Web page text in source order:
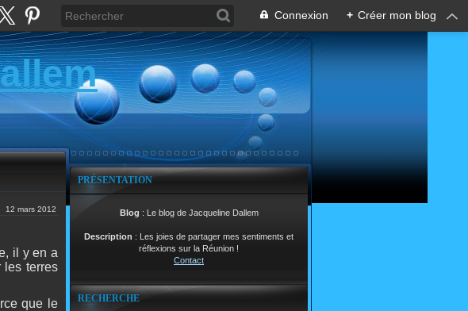
Connexion + Créer mon blog
12 mars 2012
il y en a
les terres
que le
PRÉSENTATION
Blog : Le blog de Jacqueline Dallem
Description : Les joies de partager mes sentiments et
réflexions sur la Réunion !
Contact
RECHERCHE